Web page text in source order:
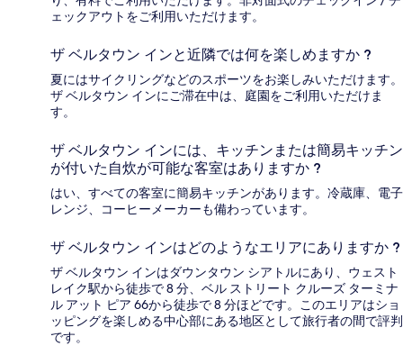
ェックアウトをご利用いただけます。
ザ ベルタウン インと近隣では何を楽しめますか ?
夏にはサイクリングなどのスポーツをお楽しみいただけます。
ザ ベルタウン インにご滞在中は、庭園をご利用いただけま
す。
ザ ベルタウン インには、キッチンまたは簡易キッチン
が付いた自炊が可能な客室はありますか ?
はい、すべての客室に簡易キッチンがあります。冷蔵庫、電子
レンジ、コーヒーメーカーも備わっています。
ザ ベルタウン インはどのようなエリアにありますか ?
ザ ベルタウン インはダウンタウン シアトルにあり、ウェスト
レイク駅から徒歩で 8 分、ベル ストリート クルーズ ターミナ
ル アット ピア 66から徒歩で 8 分ほどです。このエリアはショ
ッピングを楽しめる中心部にある地区として旅行者の間で評判
です。